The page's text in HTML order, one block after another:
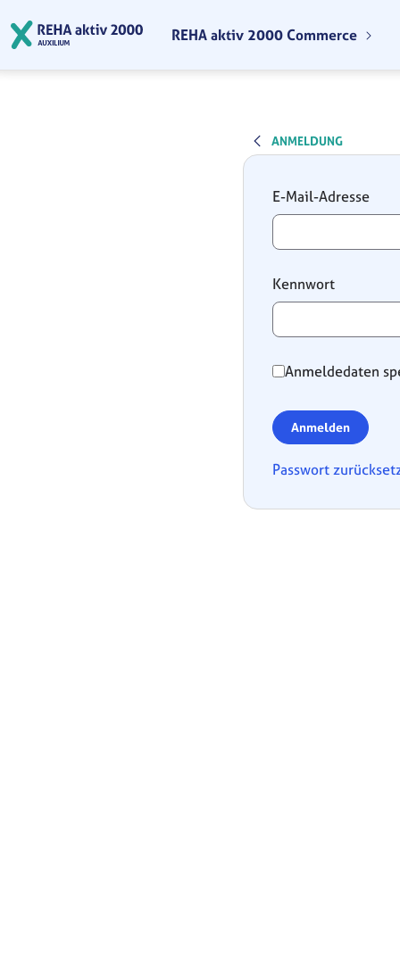
REHA aktiv 2000 Commerce
ANMELDUNG
Anmeldung
E-Mail-Adresse
Kennwort
Anmeldedaten
Anmelden
Passwort